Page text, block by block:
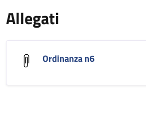
Allegati
Ordinanza n6